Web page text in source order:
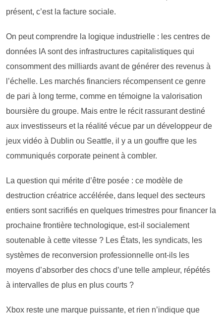
présent, c’est la facture sociale.
On peut comprendre la logique industrielle : les centres de
données IA sont des infrastructures capitalistiques qui
consomment des milliards avant de générer des revenus à
l’échelle. Les marchés financiers récompensent ce genre
de pari à long terme, comme en témoigne la valorisation
boursière du groupe. Mais entre le récit rassurant destiné
aux investisseurs et la réalité vécue par un développeur de
jeux vidéo à Dublin ou Seattle, il y a un gouffre que les
communiqués corporate peinent à combler.
La question qui mérite d’être posée : ce modèle de
destruction créatrice accélérée, dans lequel des secteurs
entiers sont sacrifiés en quelques trimestres pour financer la
prochaine frontière technologique, est-il socialement
soutenable à cette vitesse ? Les États, les syndicats, les
systèmes de reconversion professionnelle ont-ils les
moyens d’absorber des chocs d’une telle ampleur, répétés
à intervalles de plus en plus courts ?
Xbox reste une marque puissante, et rien n’indique que